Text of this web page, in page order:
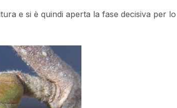
e si è quindi aperta la fase decisiva per lo